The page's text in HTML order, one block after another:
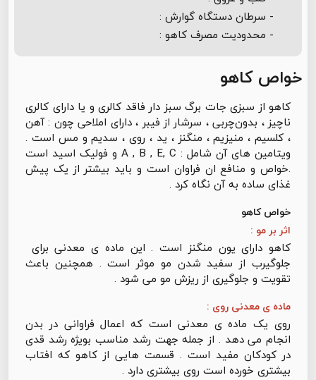
- سرطان دستگاه گوارش :
- محدودیت مصرف کاهو :
خواص کاهو
کاهو از سبزی جات برگ سبز دار فاقد کالری و یا دارای کالری
ناچیز ، بدون‌چربی ، سرشار از فیبر ، دارای املاحی چون : آهن
، کلسیم ، منیزیم ، منگنز ، ید ، روی ، سدیم و مس است .
ویتامین های آن شامل : A , B , E, C و فولیک اسید است
.خواص و منافع ان فراوان است و باید بیشتر از یک پیش
غذای ساده به آن نگاه کرد .
خواص کاهو
اثر بر مو :
کاهو دارای یون منگنز است . این ماده ی معدنی برای
جلوگیرب از سفید شدن مو موثر است . همچنین باعث
تقویت و جلوگیری از ریزش مو می شود .
ماده ی معدنی روی :
روی یک ماده ی معدنی است که اعمال فراوانی در بدن
انجام می دهد . از جمله جهت رشد مناسب بویژه رشد قدی
در کودکان مفید است . قسمت هایی از کاهو که افتاب
بیشتری خورده است روی بیشتری دارد .